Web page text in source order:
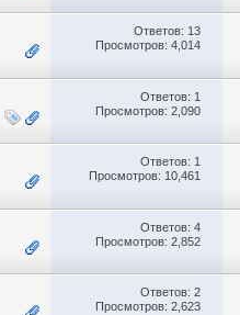
Ответов: 13
Просмотров: 4,014
Ответов: 1
Просмотров: 2,090
Ответов: 1
Просмотров: 10,461
Ответов: 4
Просмотров: 2,852
Ответов: 2
Просмотров: 2,623